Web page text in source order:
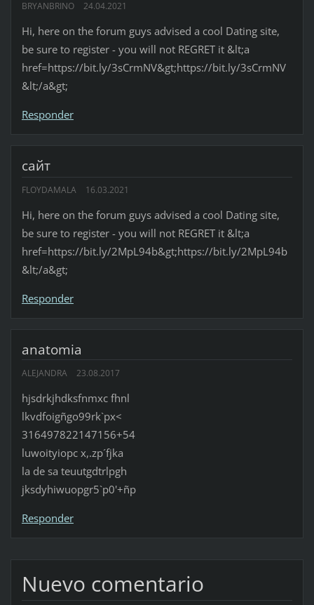
BRYANBRINO 24.04.2021
Hi, here on the forum guys advised a cool Dating site,
be sure to register - you will not REGRET it &lt;a
href=https://bit.ly/3sCrmNV&gt;https://bit.ly/3sCrmNV
&lt;/a&gt;
Responder
сайт
FLOYDAMALA 16.03.2021
Hi, here on the forum guys advised a cool Dating site,
be sure to register - you will not REGRET it &lt;a
href=https://bit.ly/2MpL94b&gt;https://bit.ly/2MpL94b
&lt;/a&gt;
Responder
anatomia
ALEJANDRA 23.08.2017
hjsdrkjhdksfnmxc fhnl
lkvdfoigñgo99rk`px<
316497822147156+54
luwoityiopc x,.zp´fjka
la de sa teuutgdtrlpgh
jksdyhiwuopgr5`p0'+ñp
Responder
Nuevo comentario